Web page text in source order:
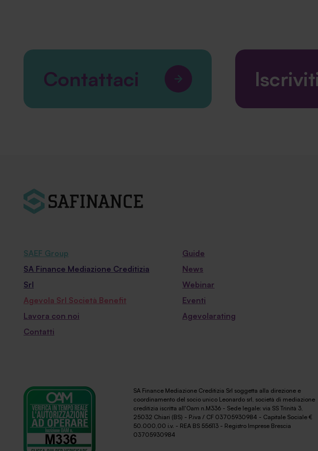
Contattaci
SAEF Group
SA Finance Mediazione Creditizia
Srl
Agevola Srl Società Benefit
Lavora con noi
Contatti
Guide
News
Webinar
Eventi
Agevolarating
SA Finance Mediazione Creditizia Srl soggetta alla direzione e
coordinamento del socio unico Leonardo srl, società di mediazione
creditizia iscritta all'Oam n.M336 - Sede legale: via SS Trinità 3,
25032 Chiari (BS) - P.iva / CF 03705930984 - Capitale Sociale €
50.000,00 i.v. - REA BS 556113 - Registro Imprese Brescia
03705930984